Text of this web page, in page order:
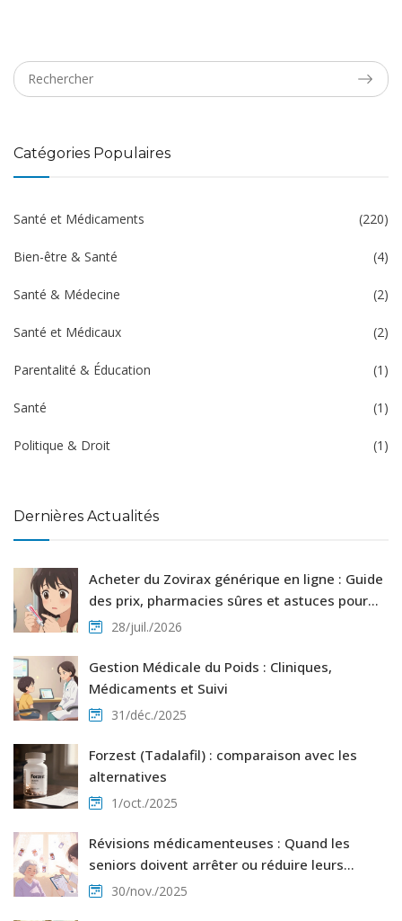
Catégories Populaires
Santé et Médicaments (220)
Bien-être & Santé (4)
Santé & Médecine (2)
Santé et Médicaux (2)
Parentalité & Éducation (1)
Santé (1)
Politique & Droit (1)
Dernières Actualités
Acheter du Zovirax générique en ligne : Guide
des prix, pharmacies sûres et astuces pour
payer moins cher
28/juil./2026
Gestion Médicale du Poids : Cliniques,
Médicaments et Suivi
31/déc./2025
Forzest (Tadalafil) : comparaison avec les
alternatives
1/oct./2025
Révisions médicamenteuses : Quand les
seniors doivent arrêter ou réduire leurs
traitements
30/nov./2025